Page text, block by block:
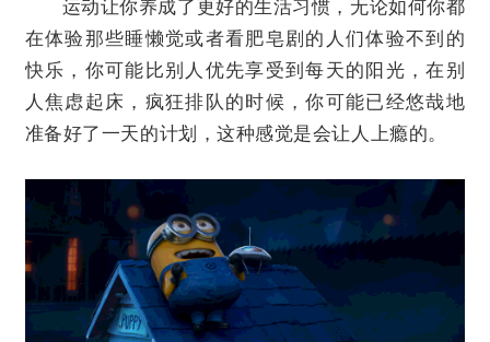
运动让你养成了更好的生活习惯，无论如何你都
在体验那些睡懒觉或者看肥皂剧的人们体验不到的
快乐，你可能比别人优先享受到每天的阳光，在别
人焦虑起床，疯狂排队的时候，你可能已经悠哉地
准备好了一天的计划，这种感觉是会让人上瘾的。